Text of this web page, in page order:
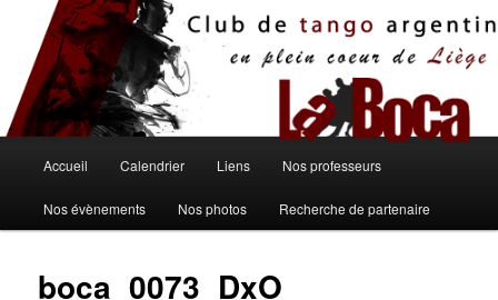
contenu
principal
principal
Accueil Calendrier Liens Nos professeurs
Nos évènements Nos photos Recherche de partenaire
boca_0073_DxO